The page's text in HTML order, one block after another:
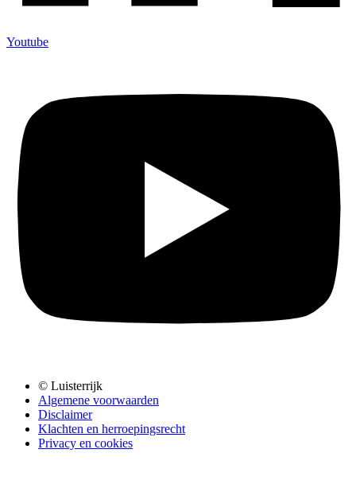
Youtube
© Luisterrijk
Algemene voorwaarden
Disclaimer
Klachten en herroepingsrecht
Privacy en cookies